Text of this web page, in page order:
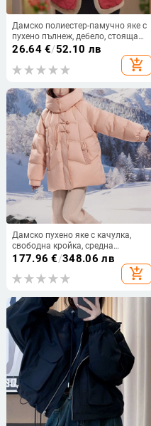
Дамско полиестер-памучно яке с
пухено пълнеж, дебело, стояща
яка с изкуствен косъм, средна
дължина 50–65 cm, дълги ръкави,
свободен силует
26.64€/52.10 лв
add_shopping_cart
Дамско пухено яке с качулка,
свободна кройка, средна
дължина, 201–300 г пух, 91–95%
съдържание на пух, полиестерна
тъкан
177.96 €/348.06 лв
add_shopping_cart